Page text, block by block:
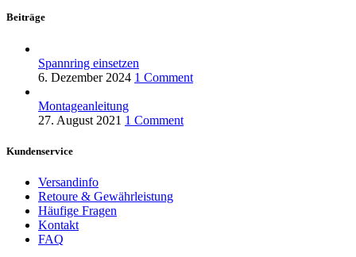
Beiträge
Spannring einsetzen
6. Dezember 2024 1 Comment
Montageanleitung
27. August 2021 1 Comment
Kundenservice
Versandinfo
Retoure & Gewährleistung
Häufige Fragen
Kontakt
FAQ